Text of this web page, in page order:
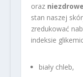
oraz
stan naszej
zredukować
indeksie
biały chleb,